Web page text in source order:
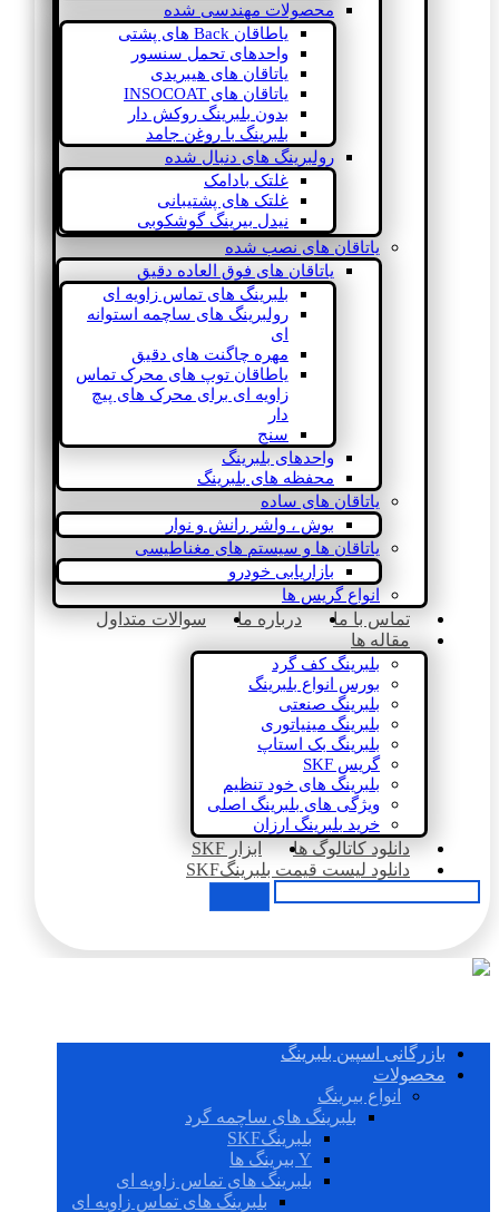
محصولات مهندسی شده
یاطاقان Back های پشتی
واحدهای تحمل سنسور
یاتاقان های هیبریدی
یاتاقان های INSOCOAT
بدون بلبرینگ روکش دار
بلبرینگ با روغن جامد
رولبرینگ های دنبال شده
غلتک بادامک
غلتک های پشتیبانی
نیدل بیرینگ گوشکوبی
یاتاقان های نصب شده
یاتاقان های فوق العاده دقیق
بلبرینگ های تماس زاویه ای
رولبرینگ های ساچمه استوانه
ای
مهره چاگنت های دقیق
یاطاقان توپ های محرک تماس
زاویه ای برای محرک های پیچ
دار
سنج
واحدهای بلبرینگ
محفظه های بلبرینگ
یاتاقان های ساده
بوش ، واشر رانش و نوار
یاتاقان ها و سیستم های مغناطیسی
بازاریابی خودرو
انواع گریس ها
تماس با ما درباره ما
سوالات متداول
مقاله ها
بلبرینگ کف گرد
بورس انواع بلبرینگ
بلبرینگ صنعتی
بلبرینگ مینیاتوری
بلبرینگ بک استاپ
گریس SKF
بلبرینگ های خود تنظیم
ویژگی های بلبرینگ اصلی
خرید بلبرینگ ارزان
دانلود کاتالوگ ها
ابزار SKF
دانلود لیست قیمت بلبرینگSKF
بازرگانی اسپین بلبرینگ
محصولات
انواع بیرینگ
بلبرینگ های ساچمه گرد
بلبرینگSKF
Y بیرینگ ها
بلبرینگ های تماس زاویه ای
بلبرینگ های تماس زاویه ای